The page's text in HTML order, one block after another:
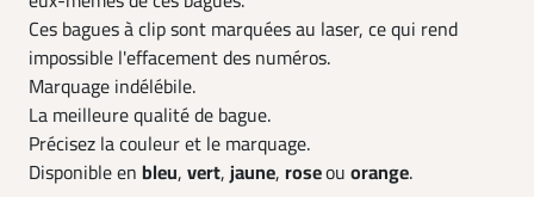
Ces bagues à clip sont marquées au laser, ce qui rend
impossible l'effacement des numéros.
Marquage indélébile.
La meilleure qualité de bague.
Précisez la couleur et le marquage.
Disponible en bleu, vert,jaune, roseou orange.